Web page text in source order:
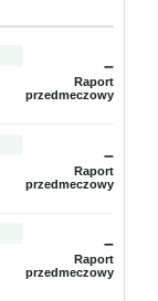
–
Raport
przedmeczowy
–
Raport
przedmeczowy
–
Raport
przedmeczowy